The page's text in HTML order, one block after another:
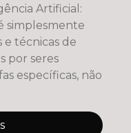
simplesmente
técnicas de
por seres
específicas, não